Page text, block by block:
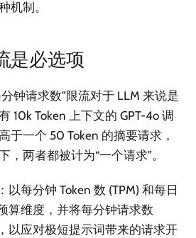
机制。
是必选项
钟请求数”限流对于 LLM 来说是
10k Token 上下文的 GPT-4o 调
于一个 50 Token 的摘要请求，
，两者都被计为“一个请求”。
以每分钟 Token 数 (TPM) 和每日
算维度，并将每分钟请求数
以应对极短提示词带来的请求开